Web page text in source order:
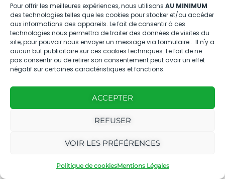
Pour offrir les meilleures expériences, nous utilisons AU MINIMUM
des technologies telles que les cookies pour stocker et/ou accéder
aux informations des appareils. Le fait de consentir à ces
technologies nous permettra de traiter des données de visites du
site, pour pouvoir nous envoyer un message via formulaire... Il n'y a
aucun but publicitaire sur ces cookies techniques. Le fait de ne
pas consentir ou de retirer son consentement peut avoir un effet
négatif sur certaines caractéristiques et fonctions.
ACCEPTER
REFUSER
VOIR LES PRÉFÉRENCES
Politique de cookiesMentions Légales
04.88.08.75.28
contactBT@bleu-tomate.fr
Kit média
Kit média Bleu Tomate
Nous suivre